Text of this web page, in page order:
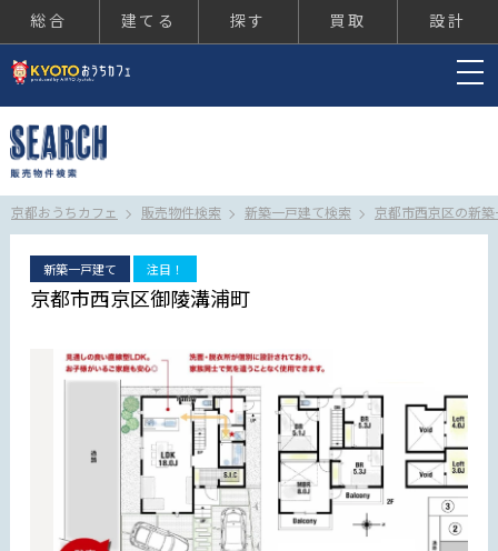
総合 建てる 探す 買取 設計
京都おうちカフェ 販売物件検索 新築一戸建て検索 京都市西京区の新
新築一戸建て 注目！
京都市西京区御陵溝浦町